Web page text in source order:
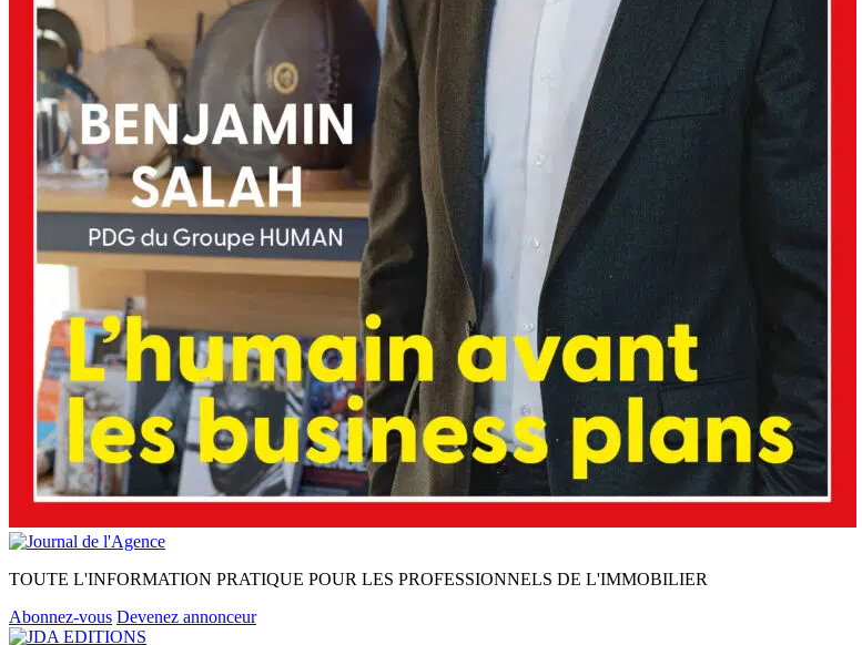
TOUTE L'INFORMATION PRATIQUE POUR LES PROFESSIONNELS DE L'IMMOBILIER
Abonnez-vous Devenez annonceur